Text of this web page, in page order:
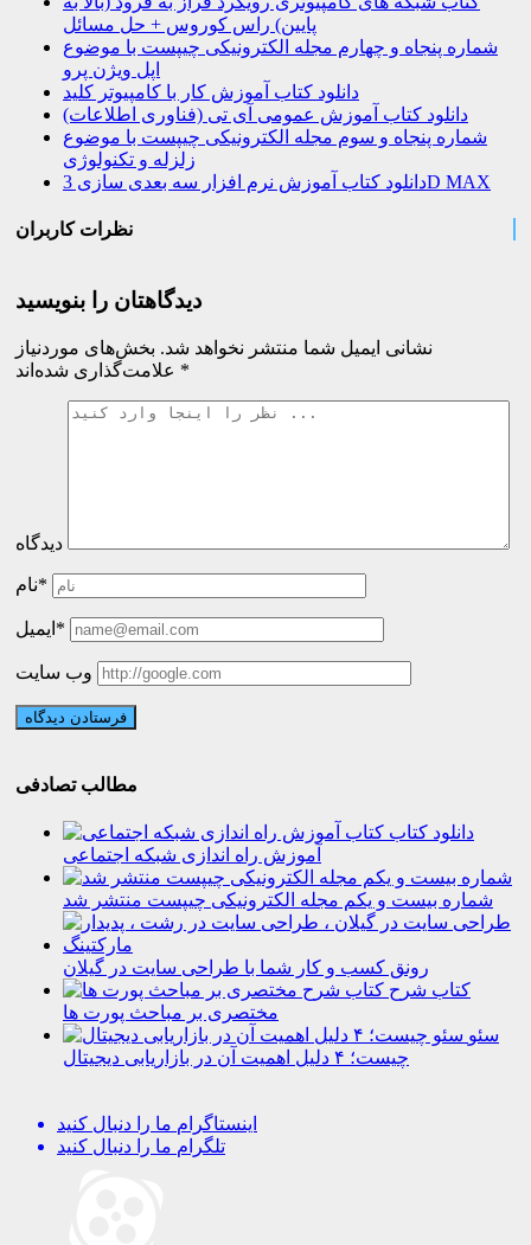
پایین) راس کوروس + حل مسائل
شماره پنجاه و چهارم مجله الکترونیکی چیپست با موضوع
اپل ویژن پرو
دانلود کتاب آموزش کار با کامپیوتر کلید
دانلود کتاب آموزش عمومی آی تی (فناوری اطلاعات)
شماره پنجاه و سوم مجله الکترونیکی چیپست با موضوع
زلزله و تکنولوژی
دانلود کتاب آموزش نرم افزار سه بعدی سازی 3D MAX
نظرات کاربران
دیدگاهتان را بنویسید
نشانی ایمیل شما منتشر نخواهد شد. بخش‌های موردنیاز
*
دیدگاه
نام*
ایمیل*
وب سایت
مطالب تصادفی
دانلود کتاب
آموزش راه اندازی شبکه اجتماعی
شماره بیست و یکم مجله الکترونیکی چیپست منتشر شد
رونق کسب و کار شما با طراحی سایت در گیلان
کتاب شرح
مختصری بر مباحث پورت ها
سئو
چیست؛ ۴ دلیل اهمیت آن در بازاریابی دیجیتال
اینستاگرام ما را دنبال کنید
تلگرام ما را دنبال کنید